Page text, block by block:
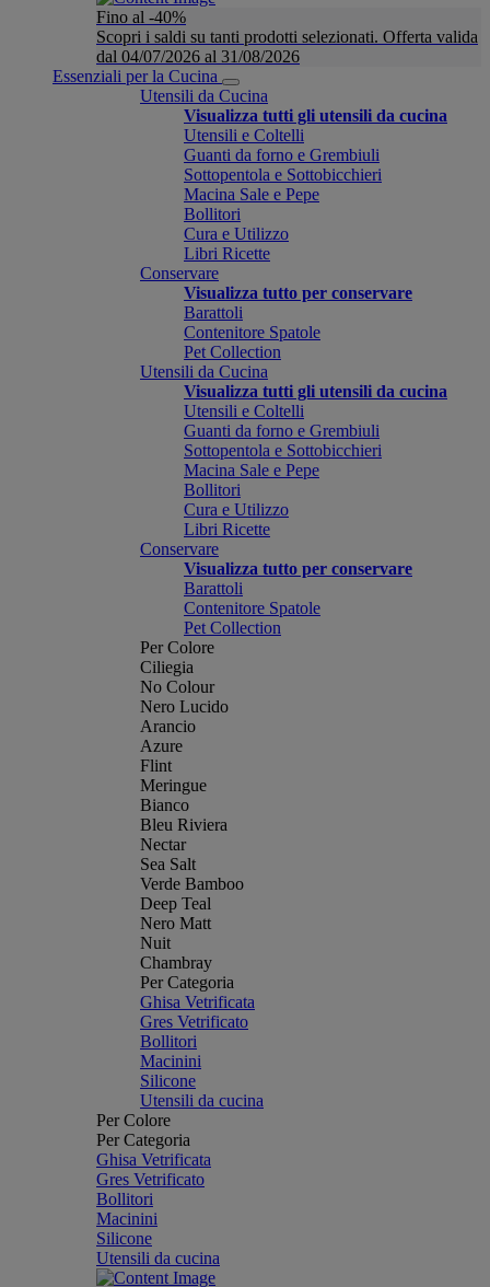
Fino al -40%
Scopri i saldi su tanti prodotti selezionati. Offerta valida
dal 04/07/2026 al 31/08/2026
Essenziali per la Cucina
Utensili da Cucina
Visualizza tutti gli utensili da cucina
Utensili e Coltelli
Guanti da forno e Grembiuli
Sottopentola e Sottobicchieri
Macina Sale e Pepe
Bollitori
Cura e Utilizzo
Libri Ricette
Conservare
Visualizza tutto per conservare
Barattoli
Contenitore Spatole
Pet Collection
Utensili da Cucina
Visualizza tutti gli utensili da cucina
Utensili e Coltelli
Guanti da forno e Grembiuli
Sottopentola e Sottobicchieri
Macina Sale e Pepe
Bollitori
Cura e Utilizzo
Libri Ricette
Conservare
Visualizza tutto per conservare
Barattoli
Contenitore Spatole
Pet Collection
Per Colore
Ciliegia
No Colour
Nero Lucido
Arancio
Azure
Flint
Meringue
Bianco
Bleu Riviera
Nectar
Sea Salt
Verde Bamboo
Deep Teal
Nero Matt
Nuit
Chambray
Per Categoria
Ghisa Vetrificata
Gres Vetrificato
Bollitori
Macinini
Silicone
Utensili da cucina
Per Colore
Per Categoria
Ghisa Vetrificata
Gres Vetrificato
Bollitori
Macinini
Silicone
Utensili da cucina